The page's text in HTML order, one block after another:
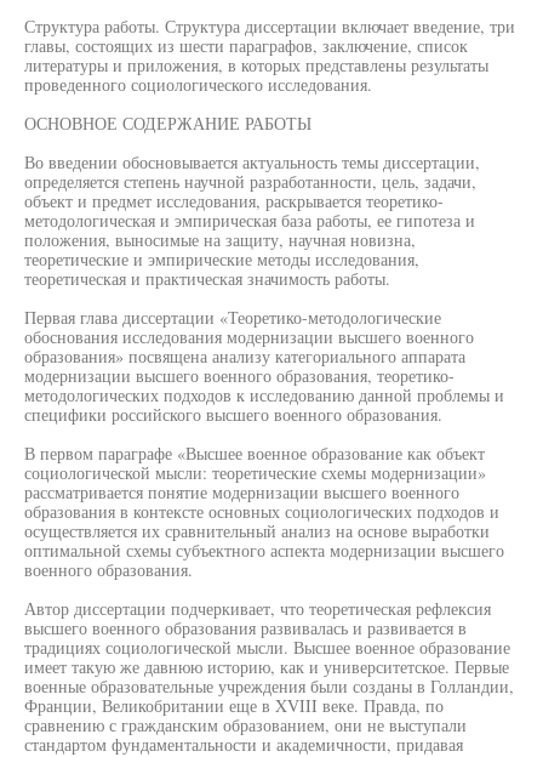
Структура работы. Структура диссертации включает введение, три
главы, состоящих из шести параграфов, заключение, список
литературы и приложения, в которых представлены результаты
проведенного социологического исследования.
ОСНОВНОЕ СОДЕРЖАНИЕ РАБОТЫ
Во введении обосновывается актуальность темы диссертации,
определяется степень научной разработанности, цель, задачи,
объект и предмет исследования, раскрывается теоретико-
методологическая и эмпирическая база работы, ее гипотеза и
положения, выносимые на защиту, научная новизна,
теоретические и эмпирические методы исследования,
теоретическая и практическая значимость работы.
Первая глава диссертации «Теоретико-методологические
обоснования исследования модернизации высшего военного
образования» посвящена анализу категориального аппарата
модернизации высшего военного образования, теоретико-
методологических подходов к исследованию данной проблемы и
специфики российского высшего военного образования.
В первом параграфе «Высшее военное образование как объект
социологической мысли: теоретические схемы модернизации»
рассматривается понятие модернизации высшего военного
образования в контексте основных социологических подходов и
осуществляется их сравнительный анализ на основе выработки
оптимальной схемы субъектного аспекта модернизации высшего
военного образования.
Автор диссертации подчеркивает, что теоретическая рефлексия
высшего военного образования развивалась и развивается в
традициях социологической мысли. Высшее военное образование
имеет такую же давнюю историю, как и университетское. Первые
военные образовательные учреждения были созданы в Голландии,
Франции, Великобритании еще в XVIII веке. Правда, по
сравнению с гражданским образованием, они не выступали
стандартом фундаментальности и академичности, придавая